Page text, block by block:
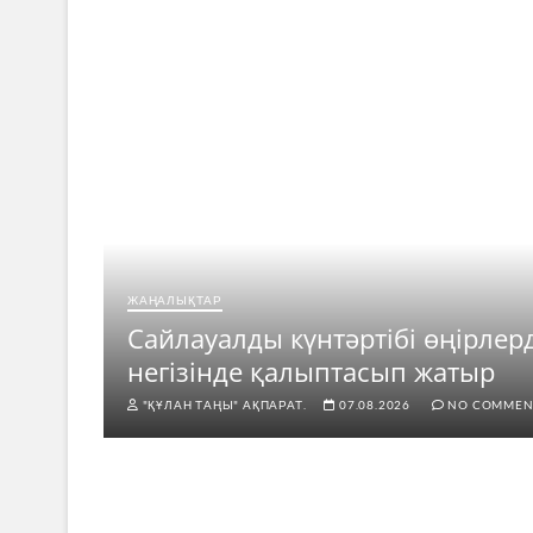
ЖАҢАЛЫҚТАР
Сайлауалды күнтәртібі
негізінде қалыптасып жатыр
"ҚҰЛАН ТАҢЫ" АҚПАРАТ. 07.08.2026 NO